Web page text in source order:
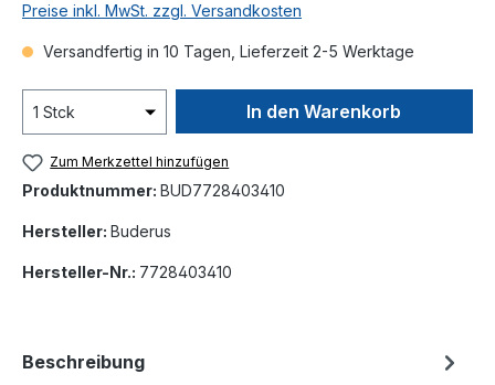
Preise inkl. MwSt. zzgl. Versandkosten
Versandfertig in 10 Tagen, Lieferzeit 2-5 Werktage
In den Warenkorb
Zum Merkzettel hinzufügen
Produktnummer: BUD7728403410
Hersteller: Buderus
Hersteller-Nr.: 7728403410
Beschreibung